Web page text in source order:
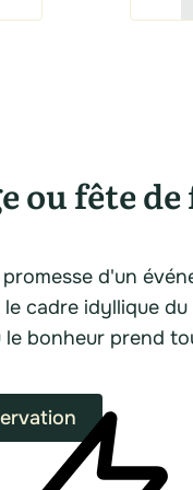
ou fête
d'un
cadre idyllique
le bonheur prend